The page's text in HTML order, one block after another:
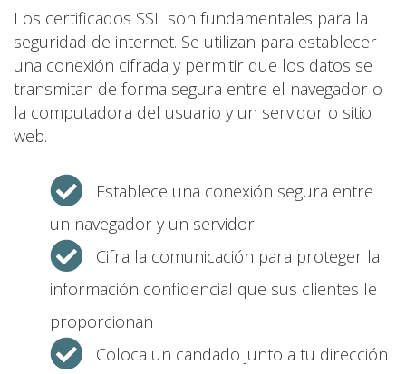
Los certificados SSL son fundamentales para la
seguridad de internet. Se utilizan para establecer
una conexión cifrada y permitir que los datos se
transmitan de forma segura entre el navegador o
la computadora del usuario y un servidor o sitio
web.
Establece una conexión segura entre
un navegador y un servidor.
Cifra la comunicación para proteger la
información confidencial que sus clientes le
proporcionan
Coloca un candado junto a tu dirección